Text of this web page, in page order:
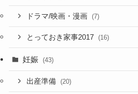
ドラマ/映画・漫画 (7)
とっておき家事2017 (16)
妊娠 (43)
出産準備 (20)